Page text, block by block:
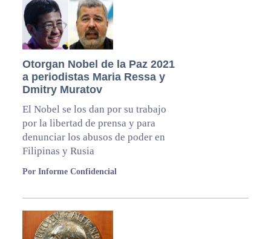
Otorgan Nobel de la Paz 2021
a periodistas Maria Ressa y
Dmitry Muratov
El Nobel se los dan por su trabajo
por la libertad de prensa y para
denunciar los abusos de poder en
Filipinas y Rusia
Por Informe Confidencial